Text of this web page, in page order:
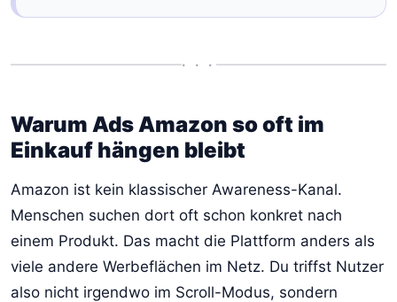
• • •
Warum Ads Amazon so oft im
Einkauf hängen bleibt
Amazon ist kein klassischer Awareness-Kanal.
Menschen suchen dort oft schon konkret nach
einem Produkt. Das macht die Plattform anders als
viele andere Werbeflächen im Netz. Du triffst Nutzer
also nicht irgendwo im Scroll-Modus, sondern